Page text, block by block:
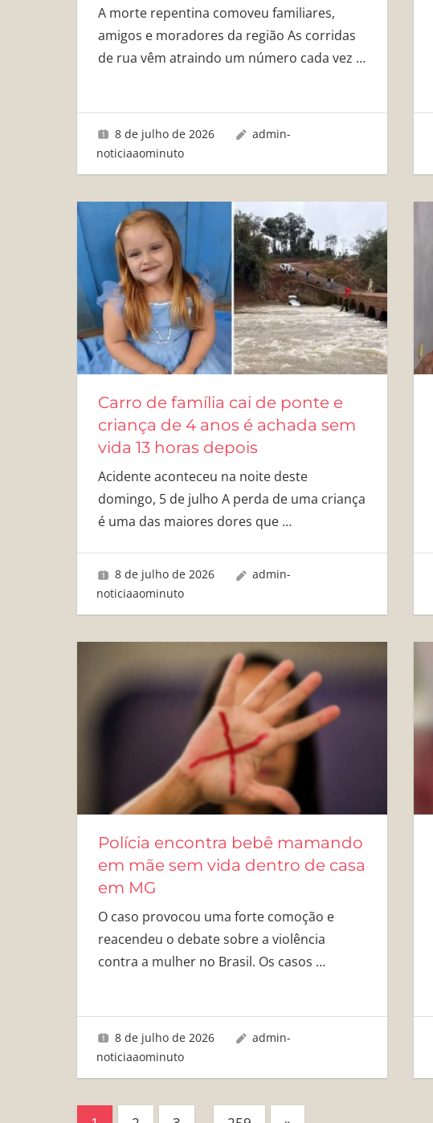
A morte repentina comoveu familiares,
amigos e moradores da região As corridas
de rua vêm atraindo um número cada vez …
8 de julho de 2026
admin-
noticiaaominuto
Carro de família cai de ponte e
criança de 4 anos é achada sem
vida 13 horas depois
Acidente aconteceu na noite deste
domingo, 5 de julho A perda de uma criança
é uma das maiores dores que …
8 de julho de 2026
admin-
noticiaaominuto
Polícia encontra bebê mamando
em mãe sem vida dentro de casa
em MG
O caso provocou uma forte comoção e
reacendeu o debate sobre a violência
contra a mulher no Brasil. Os casos …
8 de julho de 2026
admin-
noticiaaominuto